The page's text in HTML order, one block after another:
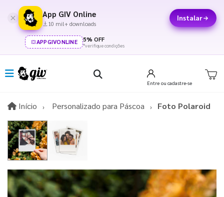
App GIV Online
10 mil+ downloads
Instalar
APPGIVONLINE 5% OFF
*verifique condições
Entre ou cadastre-se
Início InícioPersonalizado para Páscoa​ Foto Polaroid